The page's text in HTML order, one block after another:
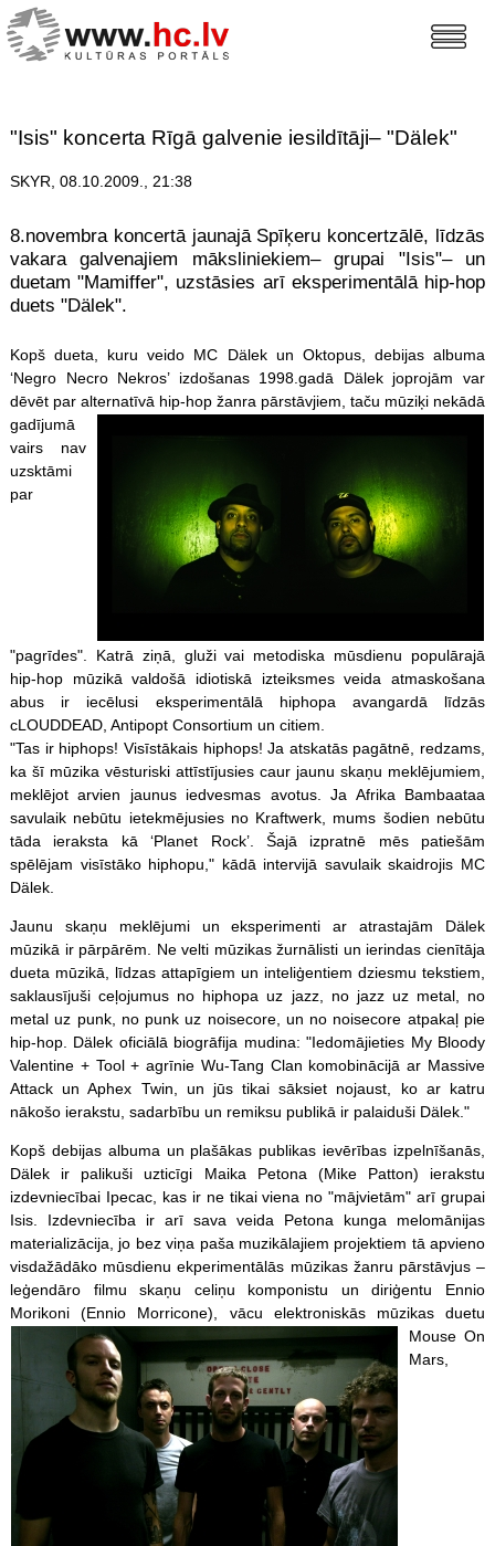
"Isis" koncerta Rīgā galvenie iesildītāji– "Dälek"
SKYR, 08.10.2009., 21:38
8.novembra koncertā jaunajā Spīķeru koncertzālē, līdzās
vakara galvenajiem māksliniekiem– grupai "Isis"– un
duetam "Mamiffer", uzstāsies arī eksperimentālā hip-hop
duets "Dälek".
Kopš dueta, kuru veido MC Dälek un Oktopus, debijas albuma
‘Negro Necro Nekros’ izdošanas 1998.gadā Dälek joprojām var
dēvēt par alternatīvā hip-hop žanra pārstāvjiem, taču mūziķi nekādā
gadījumā
vairs nav
uzsktāmi
par
"pagrīdes". Katrā ziņā, gluži vai metodiska mūsdienu populārajā
hip-hop mūzikā valdošā idiotiskā izteiksmes veida atmaskošana
abus ir iecēlusi eksperimentālā hiphopa avangardā līdzās
cLOUDDEAD, Antipopt Consortium un citiem.
"Tas ir hiphops! Visīstākais hiphops! Ja atskatās pagātnē, redzams,
ka šī mūzika vēsturiski attīstījusies caur jaunu skaņu meklējumiem,
meklējot arvien jaunus iedvesmas avotus. Ja Afrika Bambaataa
savulaik nebūtu ietekmējusies no Kraftwerk, mums šodien nebūtu
tāda ieraksta kā ‘Planet Rock’. Šajā izpratnē mēs patiešām
spēlējam visīstāko hiphopu," kādā intervijā savulaik skaidrojis MC
Dälek.
Jaunu skaņu meklējumi un eksperimenti ar atrastajām Dälek
mūzikā ir pārpārēm. Ne velti mūzikas žurnālisti un ierindas cienītāja
dueta mūzikā, līdzas attapīgiem un inteliģentiem dziesmu tekstiem,
saklausījuši ceļojumus no hiphopa uz jazz, no jazz uz metal, no
metal uz punk, no punk uz noisecore, un no noisecore atpakaļ pie
hip-hop. Dälek oficiālā biogrāfija mudina: "Iedomājieties My Bloody
Valentine + Tool + agrīnie Wu-Tang Clan komobinācijā ar Massive
Attack un Aphex Twin, un jūs tikai sāksiet nojaust, ko ar katru
nākošo ierakstu, sadarbību un remiksu publikā ir palaiduši Dälek."
Kopš debijas albuma un plašākas publikas ievērības izpelnīšanās,
Dälek ir palikuši uzticīgi Maika Petona (Mike Patton) ierakstu
izdevniecībai Ipecac, kas ir ne tikai viena no "mājvietām" arī grupai
Isis. Izdevniecība ir arī sava veida Petona kunga melomānijas
materializācija, jo bez viņa paša muzikālajiem projektiem tā apvieno
visdažādāko mūsdienu ekperimentālās mūzikas žanru pārstāvjus –
leģendāro filmu skaņu celiņu komponistu un diriģentu Ennio
Morikoni (Ennio Morricone), vācu elektroniskās mūzikas duetu
MouseOn
Mars,